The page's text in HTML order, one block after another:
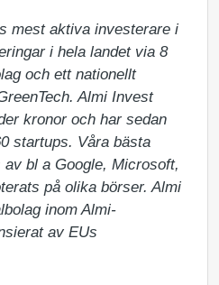
mest aktiva investerare i
i hela landet via 8
och ett nationellt
Almi Invest
kronor och har sedan
startups. Våra bästa
bl a Google, Microsoft,
på olika börser. Almi
inom Almi-
av EUs